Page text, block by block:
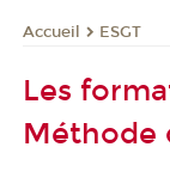
Accueil ESGT
Les
Méthode